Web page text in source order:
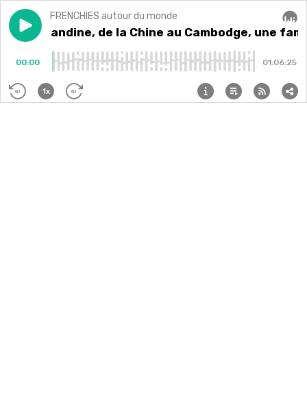
Play episode#86. Amandine, de la Chine au Cambodge, une
FRENCHIES autour du monde
#86. Amandine, de la Chine au Cambodge, une
00:00 01:06:25
30 1x 30